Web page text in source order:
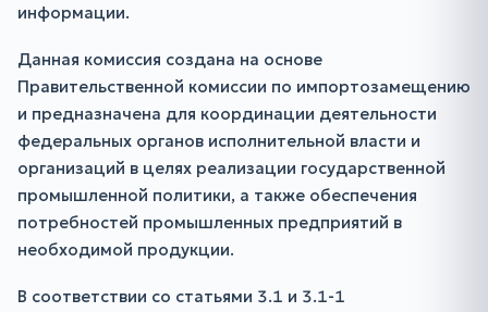
информации.
Данная комиссия создана на основе
Правительственной комиссии по импортозамещению
и предназначена для координации деятельности
федеральных органов исполнительной власти и
организаций в целях реализации государственной
промышленной политики, а также обеспечения
потребностей промышленных предприятий в
необходимой продукции.
В соответствии со статьями 3.1 и 3.1-1